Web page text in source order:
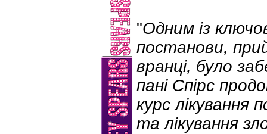
"Одним із
постанови,
вранці, було
пані Спірс
курс лікування
та лікування